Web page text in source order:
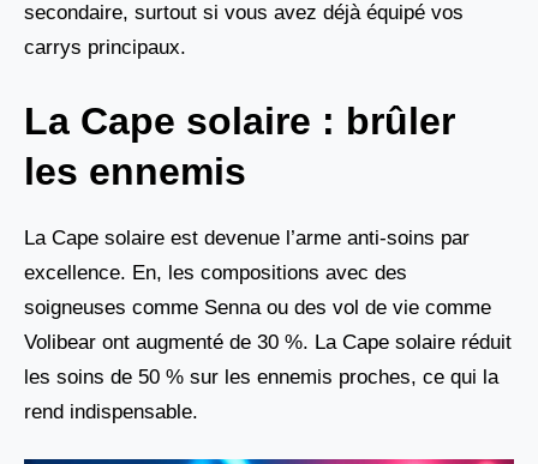
secondaire, surtout si vous avez déjà équipé vos
carrys principaux.
La Cape solaire : brûler
les ennemis
La Cape solaire est devenue l’arme anti-soins par
excellence. En, les compositions avec des
soigneuses comme Senna ou des vol de vie comme
Volibear ont augmenté de 30 %. La Cape solaire réduit
les soins de 50 % sur les ennemis proches, ce qui la
rend indispensable.